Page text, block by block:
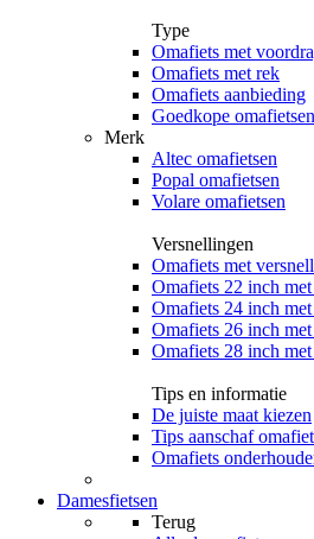
Type
Omafiets met
Omafiets met rek
Omafiets aanbieding
Goedkope omafietsen
Merk
Altec omafietsen
Popal omafietsen
Volare omafietsen
Versnellingen
Omafiets met
Omafiets 22 inch
Omafiets 24 inch
Omafiets 26 inch
Omafiets 28 inch
Tips en informatie
De juiste maat kiezen
Tips aanschaf
Omafiets
Damesfietsen
Terug